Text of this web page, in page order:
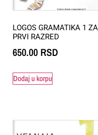
LOGOS GRAMATIKA 1 ZA
PRVI RAZRED
650.00 RSD
Dodaj u korpu